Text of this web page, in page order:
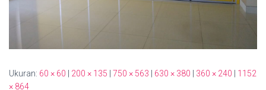
Ukuran: 60 × 60 | 200 × 135 | 750 × 563 | 630 × 380 | 360 × 240 | 1152
× 864